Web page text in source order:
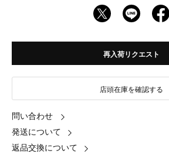
再入荷リクエスト
店頭在庫を確認する
問い合わせ
発送について
返品交換について